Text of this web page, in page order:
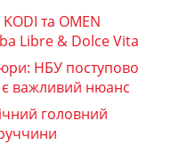
та OMEN
Libre & Dolce Vita
НБУ поступово
є важливий нюанс
головний